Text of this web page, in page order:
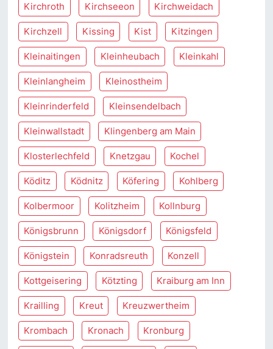
Kirchroth Kirchseeon Kirchweidach
Kirchzell Kissing Kist Kitzingen
Kleinaitingen Kleinheubach Kleinkahl
Kleinlangheim Kleinostheim
Kleinrinderfeld Kleinsendelbach
Kleinwallstadt Klingenberg am Main
Klosterlechfeld Knetzgau Kochel
Köditz Ködnitz Köfering Kohlberg
Kolbermoor Kolitzheim Kollnburg
Königsbrunn Königsdorf Königsfeld
Königstein Konradsreuth Konzell
Kottgeisering Kötzting Kraiburg am Inn
Krailling Kreut Kreuzwertheim
Krombach Kronach Kronburg